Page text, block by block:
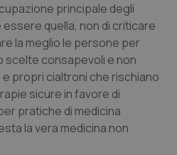
principale degli
quella, non di criticare
la meglio le persone per
scelte consapevoli e non
propri cialtroni che rischiano
sicure in favore di
pratiche di medicina
la vera medicina non